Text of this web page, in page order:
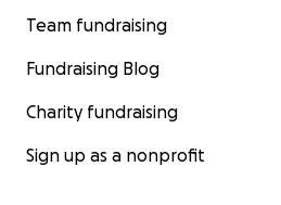
Team fundraising
Fundraising Blog
Charity fundraising
Sign up as a nonprofit